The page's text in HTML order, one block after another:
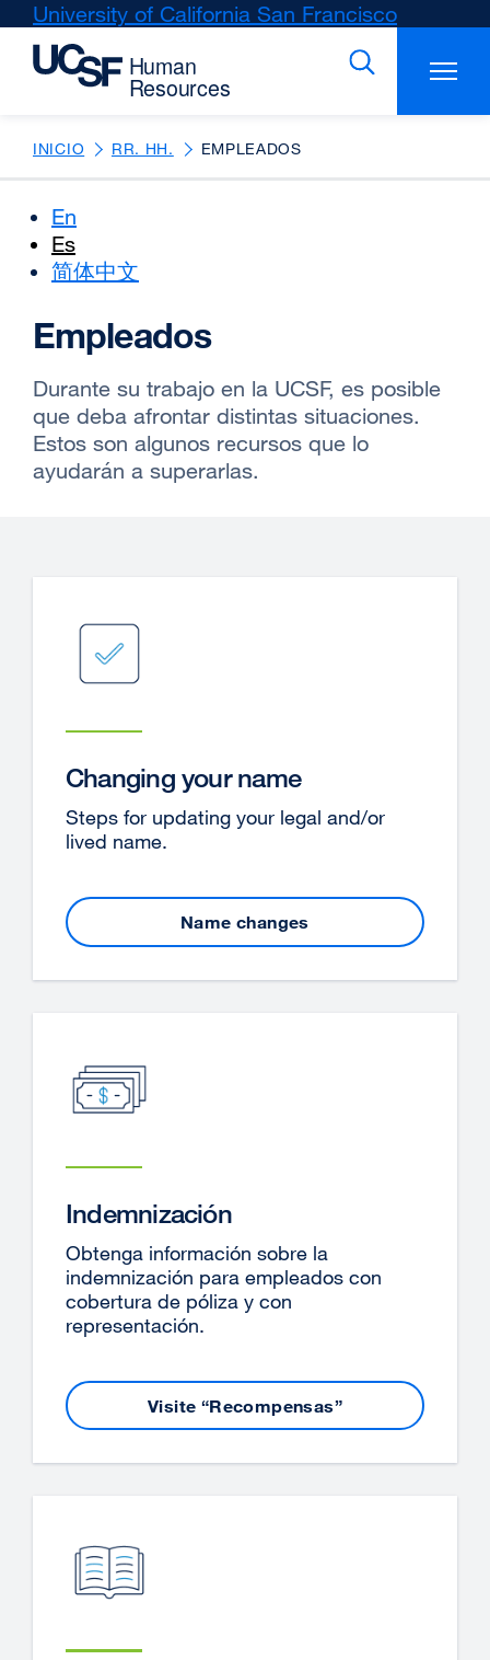
Skip
main
University of California San Francisco
(opens
a
window)
INICIO RR. HH. EMPLEADOS
En
Es
简体中文
Empleados
Durante su trabajo en la UCSF, es posible
que deba afrontar distintas situaciones.
Estos son algunos recursos que lo
ayudarán a superarlas.
Changing your name
Steps for updating your legal and/or
lived name.
Name changes
Indemnización
Obtenga información sobre la
indemnización para empleados con
cobertura de póliza y con
representación.
Visite “Recompensas”